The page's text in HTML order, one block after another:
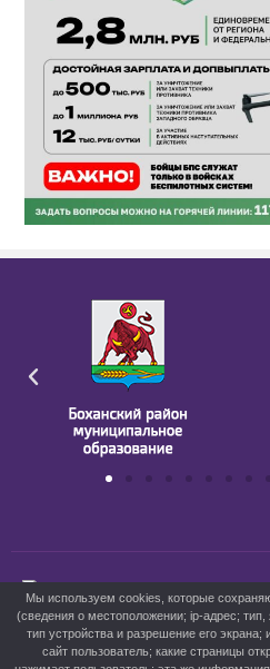
ГБПОУ
Мы используем cookies, которые
(сведения о местоположении; ip-адрес;
тип устройства и разрешение его экрана;
сайт пользователь; какие страницы